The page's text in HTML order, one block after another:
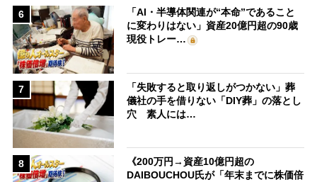
6
「AI・半導体関連が“本命”であること
に変わりはない」資産20億円超の90歳
現役トレー…
7
「失敗すると取り返しがつかない」葬
儀社の手を借りない「DIY葬」の落とし
穴 素人には…
8
《200万円→資産10億円超の
DAIBOUCHOU氏が「年末までに株価倍